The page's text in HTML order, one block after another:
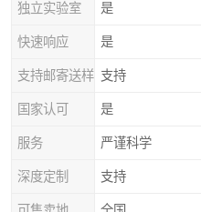
独立实验室 是
快速响应 是
支持邮寄送样 支持
国家认可 是
服务 严谨科学
深度定制 支持